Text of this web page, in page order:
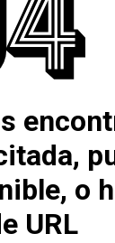
o
URL